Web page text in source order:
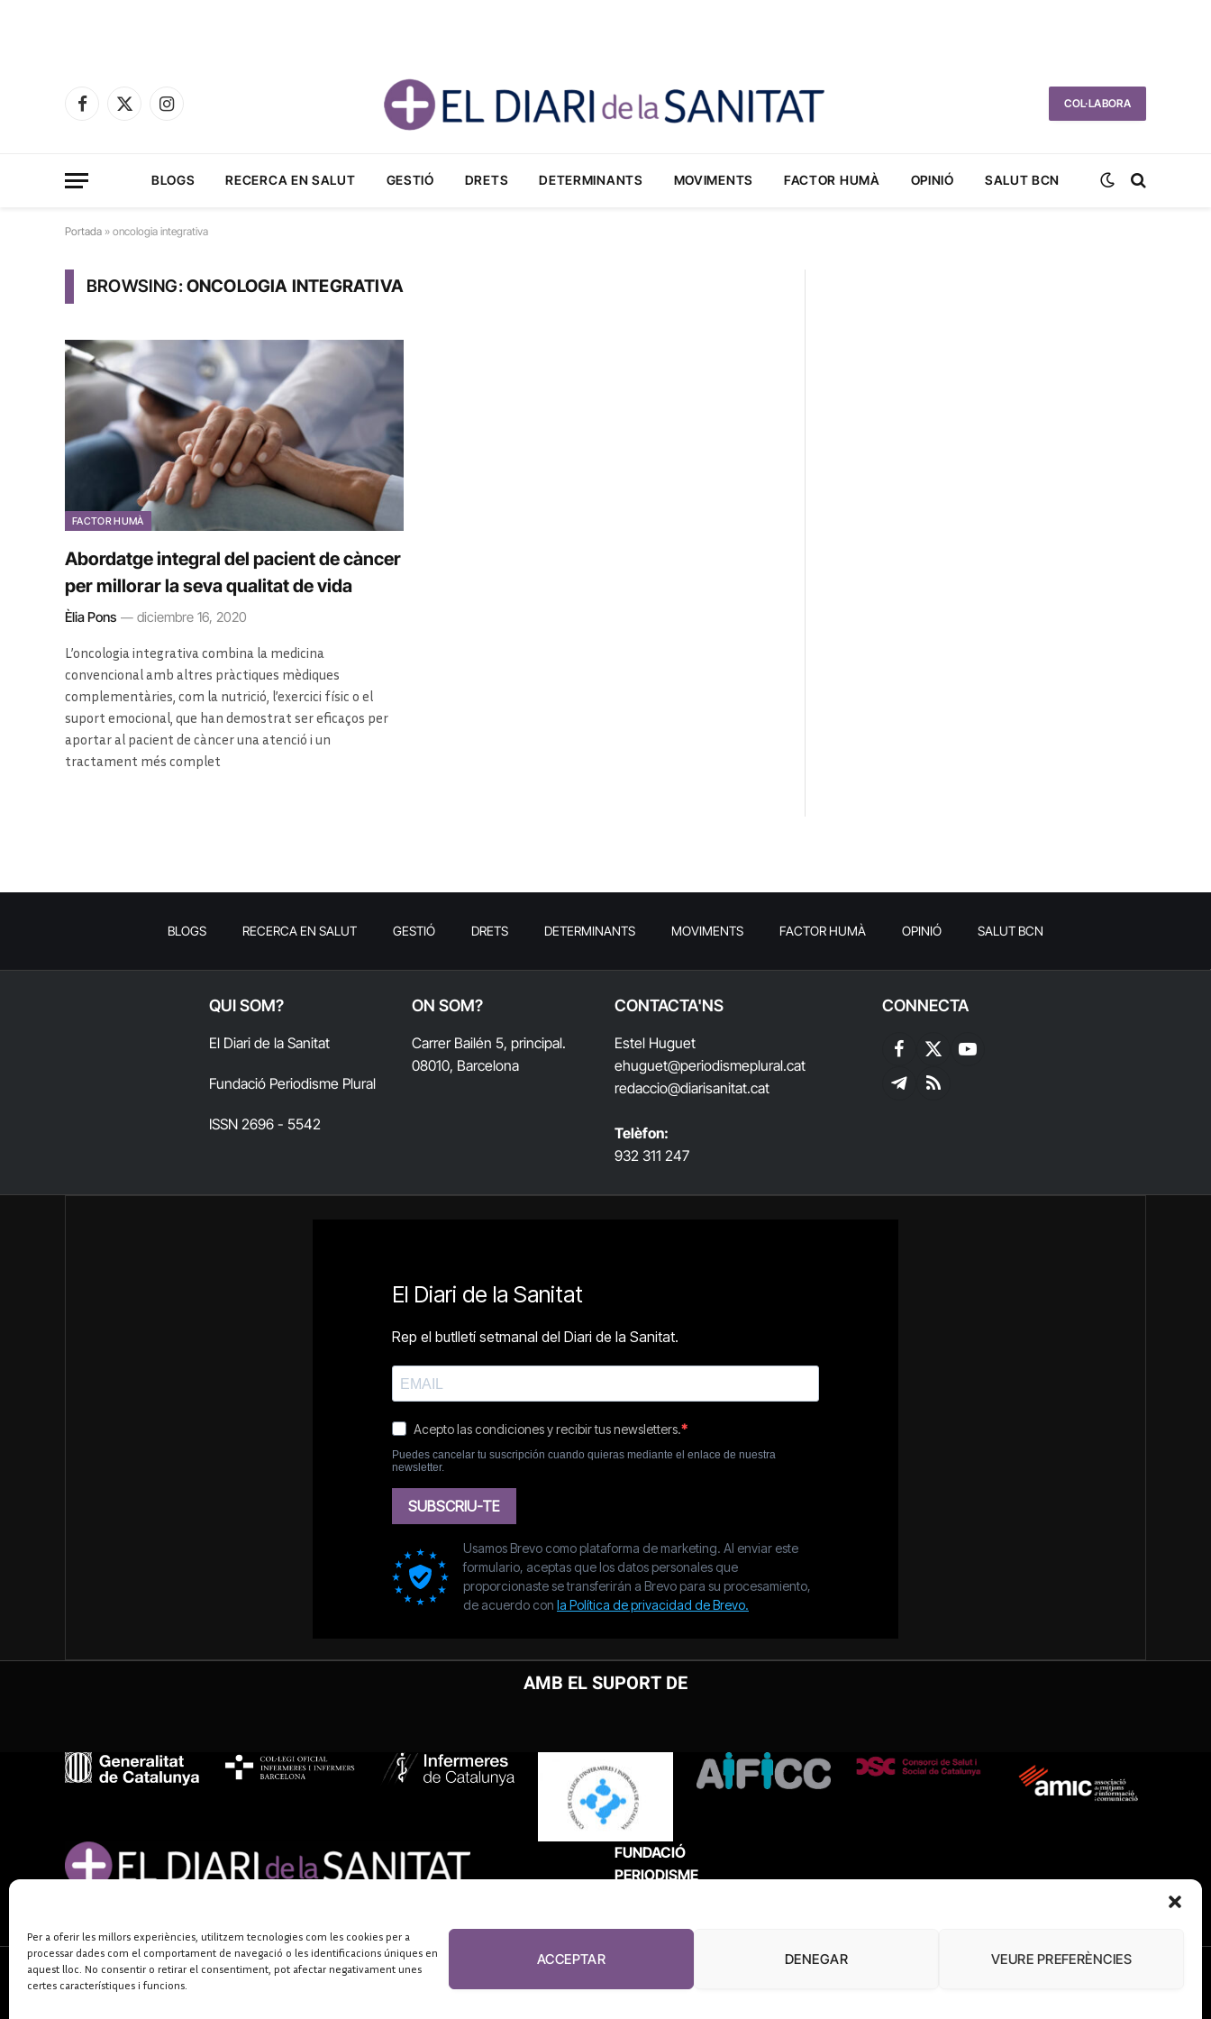
Per a oferir les millors experiències, utilitzem tecnologies com les cookies per a
processar dades com el comportament de navegació o les identificacions úniques en
aquest lloc. No consentir o retirar el consentiment, pot afectar negativament unes
certes característiques i funcions.
ACCEPTAR DENEGAR VEURE PREFERÈNCIES
Facebook
X
Instagram
COL·LABORA
BLOGS RECERCA EN SALUT GESTIÓ DRETS DETERMINANTS MOVIMENTS FACTOR HUMÀ OPINIÓ SALUT BCN
Portada » oncologia integrativa
BROWSING:ONCOLOGIA INTEGRATIVA
FACTOR HUMÀ
Abordatge integral del pacient de càncer
per millorar la seva qualitat de vida
Èlia Pons diciembre 16, 2020
L’oncologia integrativa combina la medicina
convencional amb altres pràctiques mèdiques
complementàries, com la nutrició, l’exercici físic o el
suport emocional, que han demostrat ser eficaços per
aportar al pacient de càncer una atenció i un
tractament més complet
BLOGS RECERCA EN SALUT GESTIÓ DRETS DETERMINANTS MOVIMENTS FACTOR HUMÀ OPINIÓ SALUT BCN
QUI SOM?
El Diari de la Sanitat
Fundació Periodisme Plural
ISSN 2696 - 5542
ON SOM?
Carrer Bailén 5, principal.
08010, Barcelona
CONTACTA'NS
Estel Huguet
ehuguet@periodismeplural.cat
redaccio@diarisanitat.cat
Telèfon:
932 311 247
CONNECTA
Facebook
X
(Twitter)
YouTube
TelegramRSS
AMB EL SUPORT DE
FUNDACIÓ
PERIODISME